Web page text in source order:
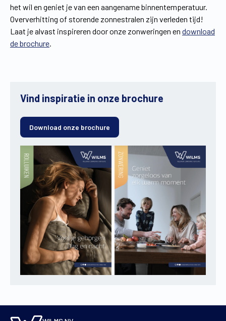
het wil en geniet je van een aangename binnentemperatuur.
Oververhitting of storende zonnestralen zijn verleden tijd!
Laat je alvast inspireren door onze zonweringen en download
de brochure.
Vind inspiratie in onze brochure
Download onze brochure